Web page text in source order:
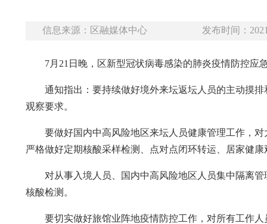
信息来源：区融媒体中心 发布时间：
7月21日晚，区新型冠状病毒感染的肺炎疫情防控
通知指出：要持续做好境外来坛返坛人员的主动摸
观察要求。
要做好国内中高风险地区来坛人员健康管理工作，
严格做好定期核酸采样检测、点对点闭环转运、居家健
对从事入境人员、国内中高风险地区人员集中隔离
核酸检测。
要切实做好旅馆业阵地疫情防控工作，对所有工作